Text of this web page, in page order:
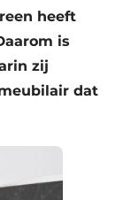
heeft
is
zij
dat